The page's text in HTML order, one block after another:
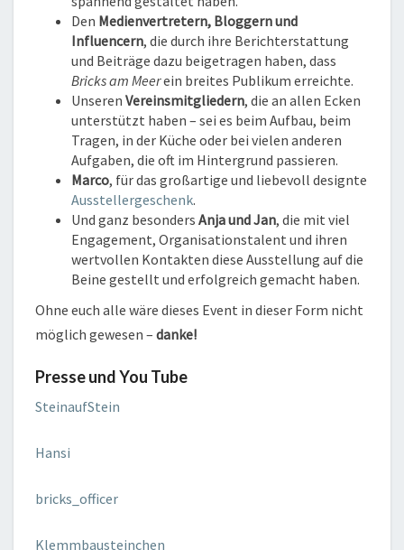
Den Medienvertretern, Bloggern und
Influencern, die durch ihre Berichterstattung
und Beiträge dazu beigetragen haben, dass
Bricks am Meerein breites Publikum erreichte.
Unseren Vereinsmitgliedern, die an allen Ecken
unterstützt haben – sei es beim Aufbau, beim
Tragen, in der Küche oder bei vielen anderen
Aufgaben, die oft im Hintergrund passieren.
Marco, für das großartige und liebevoll designte
Ausstellergeschenk.
Und ganz besonders Anja und Jan, die mit viel
Engagement, Organisationstalent und ihren
wertvollen Kontakten diese Ausstellung auf die
Beine gestellt und erfolgreich gemacht haben.
Ohne euch alle wäre dieses Event in dieser Form nicht
möglich gewesen – danke!
Presse und You Tube
SteinaufStein
Hansi
bricks_officer
Klemmbausteinchen